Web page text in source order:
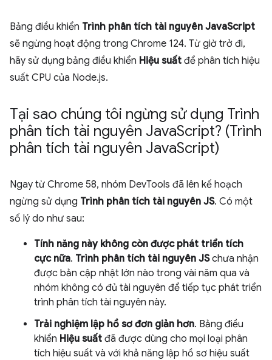
Bảng điều khiển Trình phân tích tài nguyên JavaScript
sẽ ngừng hoạt động trong Chrome 124. Từ giờ trở đi,
hãy sử dụng bảng điều khiển Hiệu suất để phân tích hiệu
suất CPU của Node.js.
Tại sao chúng tôi ngừng sử dụng Trình
phân tích tài nguyên JavaScript? (Trình
phân tích tài nguyên JavaScript)
Ngay từ Chrome 58, nhóm DevTools đã lên kế hoạch
ngừng sử dụng Trình phân tích tài nguyên JS. Có một
số lý do như sau:
Tính năng này không còn được phát triển tích
cực nữa. Trình phân tích tài nguyên JSchưa nhận
được bản cập nhật lớn nào trong vài năm qua và
nhóm không có đủ tài nguyên để tiếp tục phát triển
trình phân tích tài nguyên này.
Trải nghiệm lập hồ sơ đơn giản hơn. Bảng điều
khiển Hiệu suất đã được dùng cho mọi loại phân
tích hiệu suất và với khả năng lập hồ sơ hiệu suất